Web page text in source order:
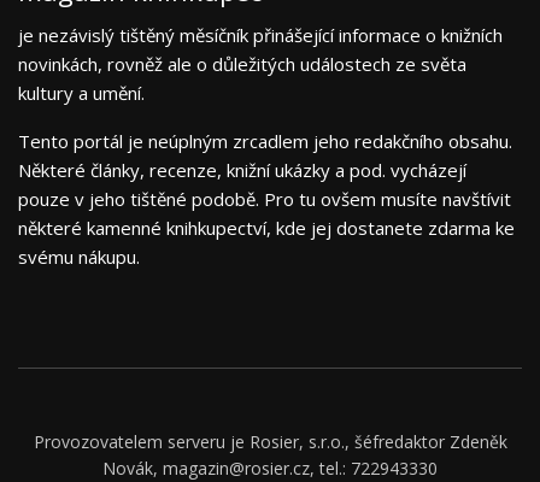
je nezávislý tištěný měsíčník přinášející informace o knižních
novinkách, rovněž ale o důležitých událostech ze světa
kultury a umění.
Tento portál je neúplným zrcadlem jeho redakčního obsahu.
Některé články, recenze, knižní ukázky a pod. vycházejí
pouze v jeho tištěné podobě. Pro tu ovšem musíte navštívit
některé kamenné knihkupectví, kde jej dostanete zdarma ke
svému nákupu.
Provozovatelem serveru je Rosier, s.r.o., šéfredaktor Zdeněk
Novák, magazin@rosier.cz, tel.: 722943330